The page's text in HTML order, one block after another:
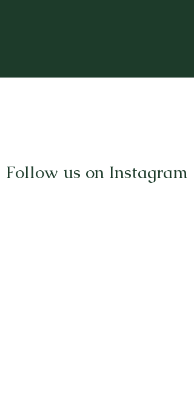
Follow us on Instagram